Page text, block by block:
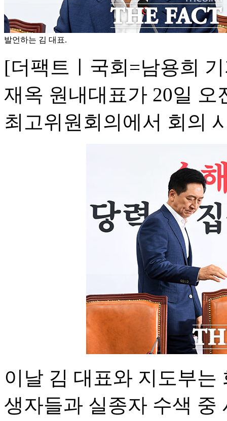
발언하는 김 대표.
[더팩트ㅣ국회=남용희
재옥 원내대표가 20일
최고위원회의에서 회의
이날 김 대표와 지도부는
생자들과 실종자 수색 중